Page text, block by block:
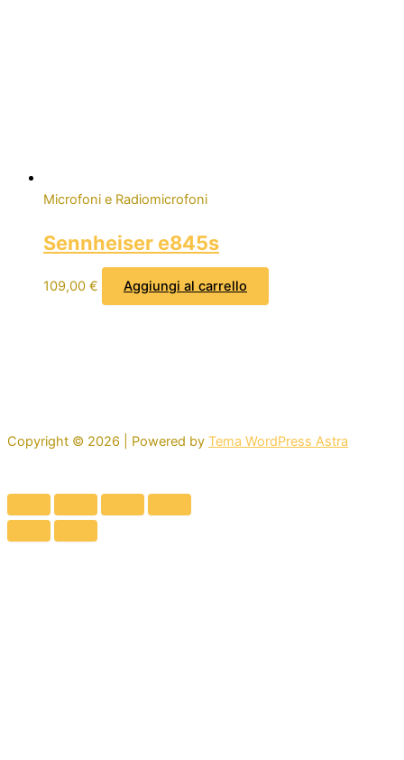
Microfoni e Radiomicrofoni
Sennheiser e845s
109,00 € Aggiungi al carrello
Copyright © 2026 | Powered by Tema WordPress Astra